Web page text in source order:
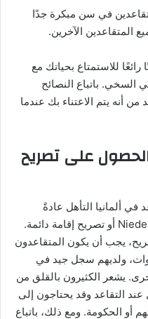
في سن مبكرة جدًا
للاستمتاع بحياتك مع
السخي. باتباع النصائح
من أنه يتم الاعتناء بك عندما
على تصريح
في ألمانيا التأهل عادةً
للحصول على Niederlassungserlaubnis أو تصريح إقامة دائمة.
يجب أن يكون المتقاعدون
ولديهم سجل جيد في
يشعر الكثيرون بالقلق من
التقاعد وقد يحتاجون إلى
أو الحكومة. ومع ذلك، باتباع